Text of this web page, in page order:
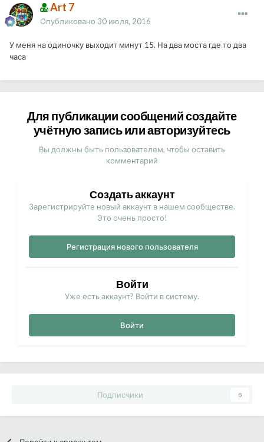
Art 7
Опубликовано 30 июля, 2016
У меня на одиночку выходит минут 15. На два моста где то два
часа
Для публикации сообщений создайте
учётную запись или авторизуйтесь
Вы должны быть пользователем, чтобы оставить
комментарий
Создать аккаунт
Зарегистрируйте новый аккаунт в нашем сообществе.
Это очень просто!
Регистрация нового пользователя
Войти
Уже есть аккаунт? Войти в систему.
Войти
Подписчики 0